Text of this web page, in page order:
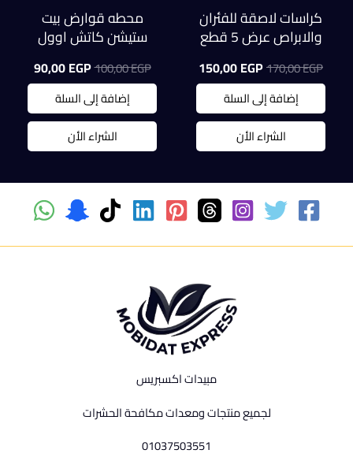
كراسات لاصقة للفئران
والابراص عرض 5 قطع
170,00EGP السعر
الأصلي
هو:
170,00 EGP.
150,00EGP
الحالي
150,00 EGP.
إضافة إلى السلة
الشراء الأن
محطه قوارض بيت
ستيشن كاتش اوول
وعدم خروجه
100,00EGP السعر
الأصلي
هو:
100,00 EGP.
90,00EGP السعر
الحالي
90,00 EGP.
إضافة إلى السلة
الشراء الأن
مبيدات اكسبريس
لجميع منتجات ومعدات مكافحة الحشرات
01037503551